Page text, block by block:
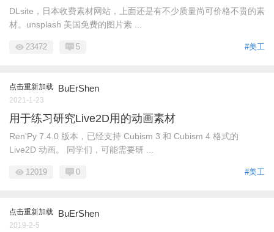
DLsite，日本收费素材网站，上面还是有不少质量尚可价格不贵的素
材。unsplash 美国免费的图片素 ...
#美工
23472 5
点击重新加载 BuErShen
2021-1-23
用于练习研究Live2D用的动画素材
Ren'Py 7.4.0 版本，已经支持 Cubism 3 和 Cubism 4 格式的
Live2D 动画。 同学们，可能需要研 ...
#美工
12019 0
点击重新加载 BuErShen
2019-2-5